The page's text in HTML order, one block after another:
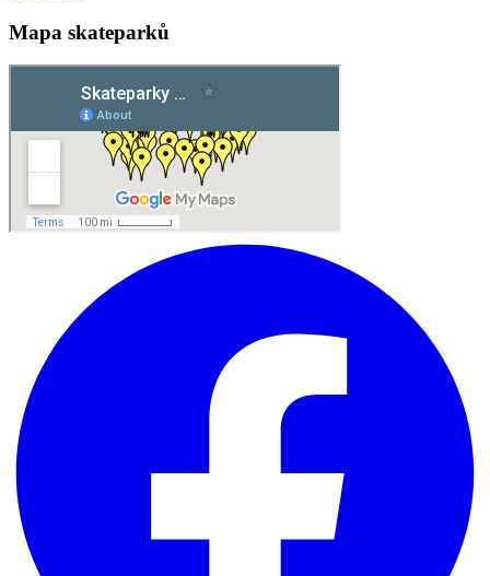
Mapa skateparků